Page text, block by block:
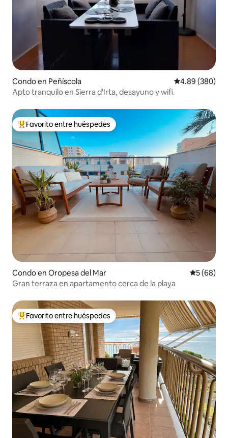
Condo en Peñíscola Calificación
4.89 (380)
Apto tranquilo en Sierra d'Irta, desayuno y wifi.
Favorito entre huéspedes preferido
Favorito entre huéspedes
Condo en Oropesa del Mar
5 (68)
Gran terraza en apartamento cerca de la playa
Favorito entre huéspedes preferido
Favorito entre huéspedes